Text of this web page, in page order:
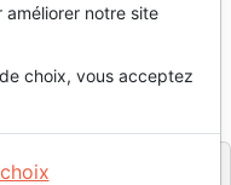
notre site
choix, vous acceptez